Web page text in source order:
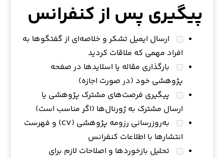
پیگیری پس از کنفرانس
ارسال ایمیل تشکر و خلاصه‌ای از گفتگوها به
افراد مهمی که ملاقات کردید
بارگذاری مقاله یا اسلایدها در صفحه
پژوهشی خود (در صورت اجازه)
پیگیری فرصت‌های مشترک پژوهشی یا
ارسال مشترک به ژورنال‌ها (اگر مناسب است)
به‌روزرسانی رزومه پژوهشی (CV) و فهرست
انتشارها با اطلاعات کنفرانس
تحلیل بازخوردها و اصلاحات لازم برای